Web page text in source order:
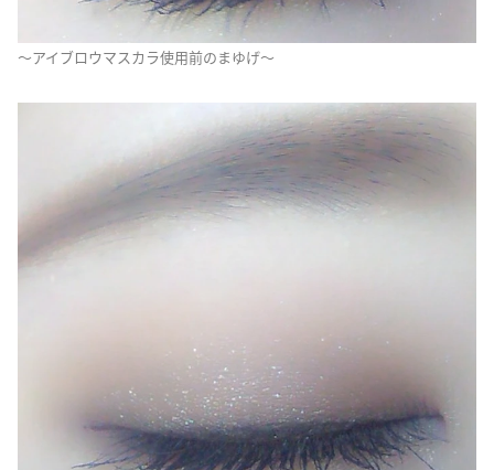
～アイブロウマスカラ使用前のまゆげ～